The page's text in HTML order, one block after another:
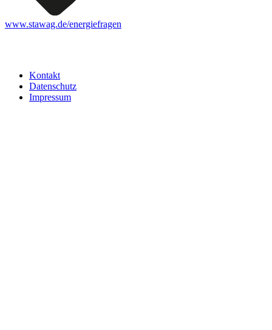
www.stawag.de/energiefragen
Kontakt
Datenschutz
Impressum